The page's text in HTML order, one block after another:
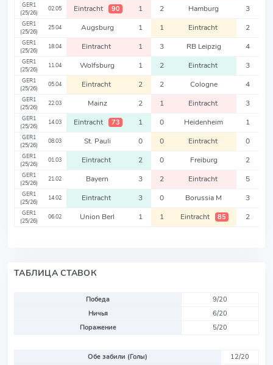
GER1
(25/26)
02.05 Eintracht 90 1 2 Hamburg 3
GER1
(25/26)
25.04 Augsburg 1 1 Eintracht 2
GER1
(25/26)
18.04 Eintracht 1 3 RB Leipzig 4
GER1
(25/26)
11.04 Wolfsburg 1 2 Eintracht 3
GER1
(25/26)
05.04 Eintracht 2 2 Cologne 4
GER1
(25/26)
22.03 Mainz 2 1 Eintracht 3
GER1
(25/26)
14.03 Eintracht 73 1 0 Heidenheim 1
GER1
(25/26)
08.03 St. Pauli 0 0 Eintracht 0
GER1
(25/26)
01.03 Eintracht 2 0 Freiburg 2
GER1
(25/26)
21.02 Bayern 3 2 Eintracht 5
GER1
(25/26)
14.02 Eintracht 3 0 Borussia M 3
GER1
(25/26)
06.02 Union Berl 1 1 Eintracht 85 2
ТАБЛИЦА СТАВОК
Победа
9/20
Ничья
6/20
Поражение
5/20
Обе забили (Голы)
12/20